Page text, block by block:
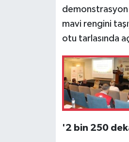
demonstrasyon
mavi rengini
otu tarlasında
'2 bin 250